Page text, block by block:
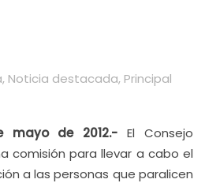
, Noticia destacada, Principal
mayo de 2012.- El Consejo
comisión para llevar a cabo el
a las personas que paralicen